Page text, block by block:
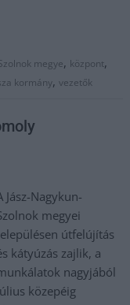
megye, központ,
kormány,vezetők
Jász-Nagykun-
megyei
útfelújítás
kátyúzás zajlik, a
nagyjából
közepéig